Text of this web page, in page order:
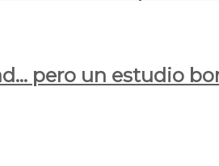
pero un estudio